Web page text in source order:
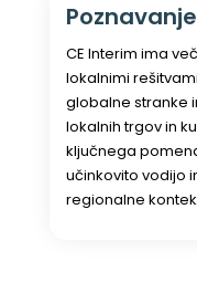
CE Interim ima
lokalnimi
globalne stranke
lokalnih trgov in
ključnega
učinkovito vodijo
regionalne